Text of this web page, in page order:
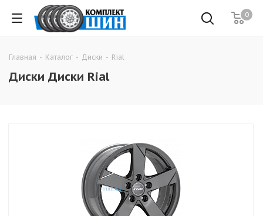
0
Главная - Каталог - Диски - Rial
Диски Диски Rial